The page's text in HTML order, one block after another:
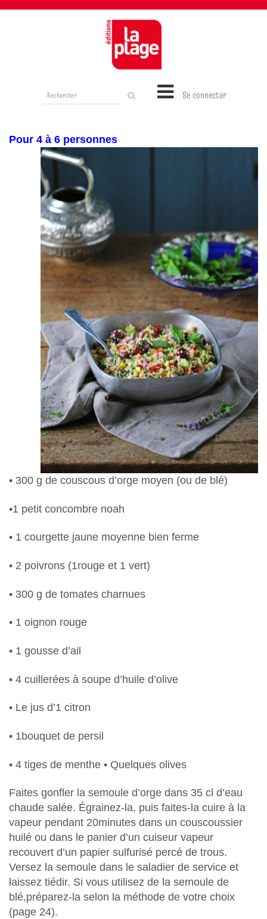
Se connecter
Pour 4 à 6 personnes
• 300 g de couscous d’orge moyen (ou de blé)
•1 petit concombre noah
• 1 courgette jaune moyenne bien ferme
• 2 poivrons (1rouge et 1 vert)
• 300 g de tomates charnues
• 1 oignon rouge
• 1 gousse d’ail
• 4 cuillerées à soupe d’huile d’olive
• Le jus d’1 citron
• 1bouquet de persil
• 4 tiges de menthe • Quelques olives
Faites gonfler la semoule d’orge dans 35 cl d’eau
chaude salée. Égrainez-la, puis faites-la cuire à la
vapeur pendant 20minutes dans un couscoussier
huilé ou dans le panier d’un cuiseur vapeur
recouvert d’un papier sulfurisé percé de trous.
Versez la semoule dans le saladier de service et
laissez tiédir. Si vous utilisez de la semoule de
blé,préparez-la selon la méthode de votre choix
(page 24).